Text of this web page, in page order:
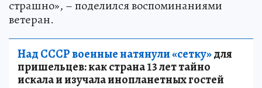
страшно», – поделился воспоминаниями
ветеран.
Над СССР военные натянули «сетку»для
пришельцев: как страна 13 лет тайно
искала и изучала инопланетных гостей